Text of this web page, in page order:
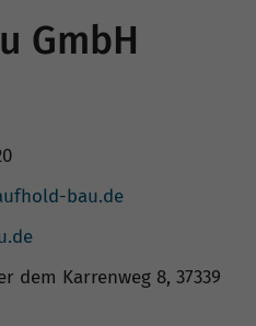
GmbH
bau.de
dem Karrenweg 8, 37339